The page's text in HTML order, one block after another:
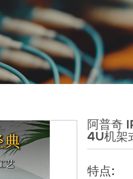
阿普奇
4U机架
特点: